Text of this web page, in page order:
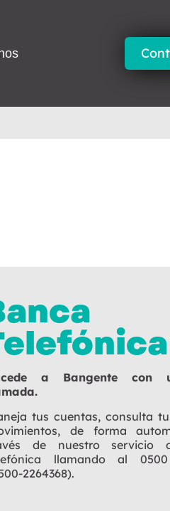
a Bangente con
tus cuentas, consulta
de forma
de nuestro servicio
llamando al
2264368).